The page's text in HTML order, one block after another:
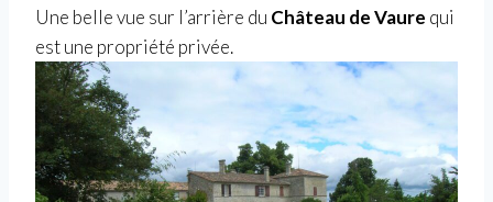
Une belle vue sur l’arrière du Château de Vaure qui
est une propriété privée.